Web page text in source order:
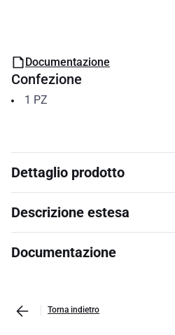
Documentazione
Confezione
1 PZ
Dettaglio prodotto
Descrizione estesa
Documentazione
Torna indietro